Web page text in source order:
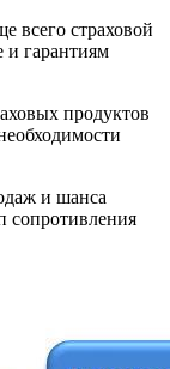
всего страховой
и гарантиям
продуктов
и шанса
сопротивления